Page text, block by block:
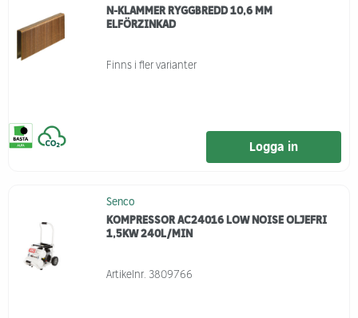
N-KLAMMER RYGGBREDD 10,6 MM
ELFÖRZINKAD
Finns i fler varianter
Logga in
Senco
KOMPRESSOR AC24016 LOW NOISE OLJEFRI
1,5KW 240L/MIN
Artikelnr. 3809766